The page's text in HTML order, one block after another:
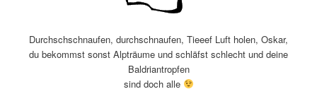
Durchschschnaufen, durchschnaufen, Tieeef Luft holen, Oskar,
du bekommst sonst Alpträume und schläfst schlecht und deine
Baldriantropfen
sind doch alle